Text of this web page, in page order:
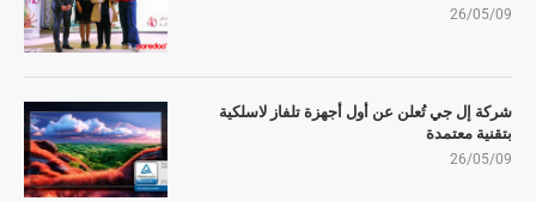
26/05/09
شركة إل جي تُعلن عن أول أجهزة تلفاز لاسلكية
بتقنية معتمدة
26/05/09